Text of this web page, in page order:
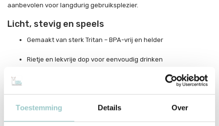
Toestemming Details Over
aanbevolen voor langdurig gebruiksplezier.
Licht, stevig en speels
Gemaakt van sterk Tritan – BPA-vrij en helder
Rietje en lekvrije dop voor eenvoudig drinken
450 ml inhoud – handig voor onderweg of op school